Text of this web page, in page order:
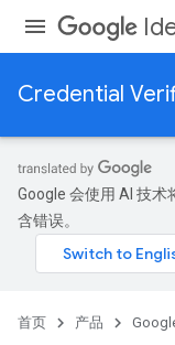
Credential
Google 会使用 AI 技
含错误。
首页 产品